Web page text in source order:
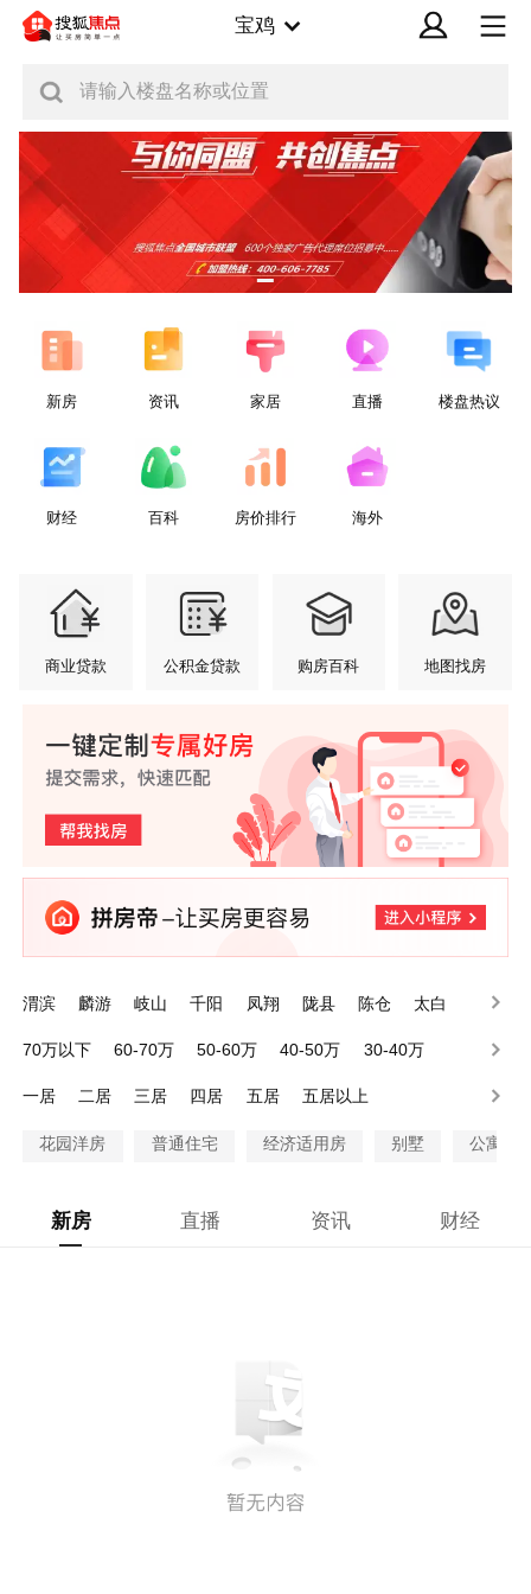
宝鸡
请输入楼盘名称或位置
新房 资讯 家居 直播 楼盘热议
财经 百科 房价排行 海外
商业贷款 公积金贷款 购房百科 地图找房
渭滨 麟游 岐山 千阳 凤翔 陇县 陈仓
太白
70万以下
60-70万 50-60万 40-50万
30-40万
一居
二居 三居 四居 五居 五居以上
花园洋房 普通住宅 经济适用房 别墅 公寓
新房 直播 资讯 财经